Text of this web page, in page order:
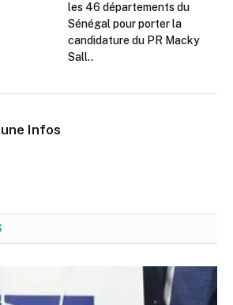
les 46 départements du
Sénégal pour porter la
candidature du PR Macky
Sall..
Infos